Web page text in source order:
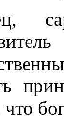
что